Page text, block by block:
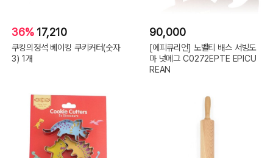
36% 17,210
쿠킹의정석 베이킹 쿠키커터(숫자
3) 1개
90,000
[에피큐리언] 노벨티 배스 서빙도
마 넛메그 C0272EPTE EPICU
REAN